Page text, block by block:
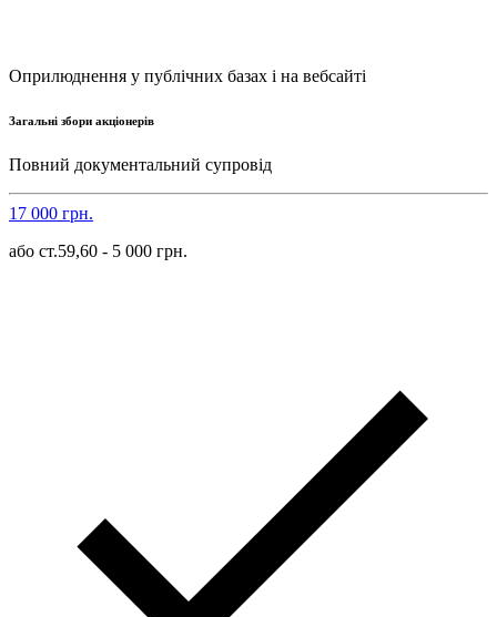
Оприлюднення у публічних базах і на вебсайті
Загальні збори акціонерів
Повний документальний супровід
17 000 грн.
або ст.59,60 - 5 000 грн.